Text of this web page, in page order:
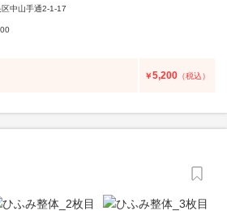
中山手通2-1-17
￥5,200 （税込）